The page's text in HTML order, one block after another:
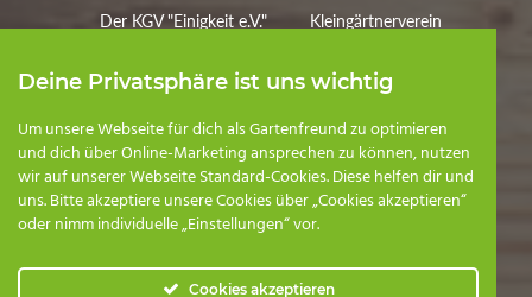
Der KGV "Einigkeit e.V."
Tradition.
Kleingärtnerverein
39110 Magdeburg
POSTANSCHRIFT
Kleingärtnerverein
Einigkeit e.V.
Postfach 320107
Deine Privatsphäre ist uns wichtig
Um unsere Webseite für dich als Gartenfreund zu optimieren
und dich über Online-Marketing ansprechen zu können, nutzen
wir auf unserer Webseite Standard-Cookies. Diese helfen dir und
uns. Bitte akzeptiere unsere Cookies über „Cookies akzeptieren“
oder nimm individuelle „Einstellungen“ vor.
Cookies akzeptieren